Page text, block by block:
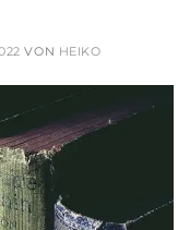
VON HEIKO